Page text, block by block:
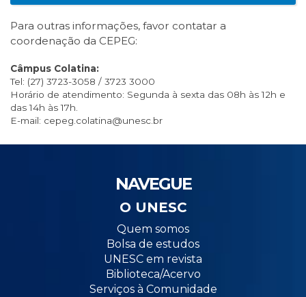
Para outras informações, favor contatar a
coordenação da CEPEG:
Câmpus Colatina:
Tel: (27) 3723-3058 / 3723 3000
Horário de atendimento: Segunda à sexta das 08h às 12h e
das 14h às 17h.
E-mail: cepeg.colatina@unesc.br
NAVEGUE
O UNESC
Quem somos
Bolsa de estudos
UNESC em revista
Biblioteca/Acervo
Serviços à Comunidade